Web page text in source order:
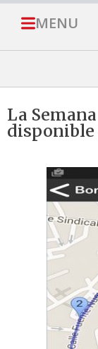
MENU
La
disponible